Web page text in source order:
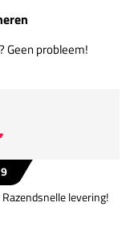
Geen probleem!
9
Razendsnelle levering!